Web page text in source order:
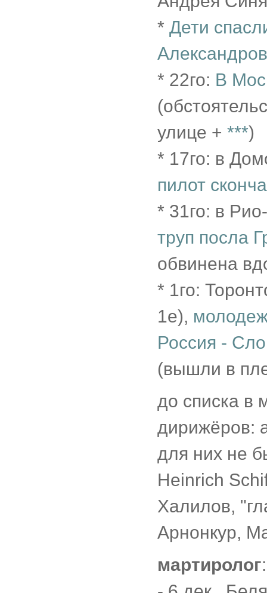
* Дети
* 22го: В
улице + ***)
* 17го: в
пилот
* 31го: в
труп посла
обвинена
* 1го:
1е),
Россия -
(вышли в
до списка в
дирижёров:
для них не
Heinrich
Халилов,
Арнонкур,
мартиролог: